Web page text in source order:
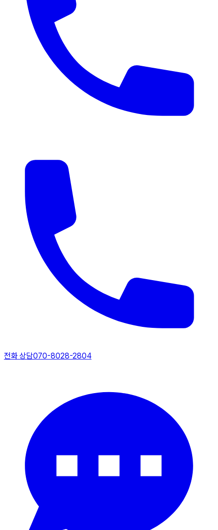
전화 상담070-8028-2804